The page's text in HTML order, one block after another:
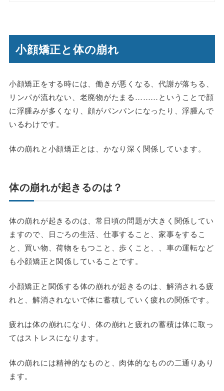
小顔矯正と体の崩れ
小顔矯正をする時には、働きが悪くなる、代謝が落ちる、
リンパが流れない、老廃物がたまる………ということで顔
に浮腫みが多くなり、顔がパンパンになったり、浮腫んで
いるわけです。
体の崩れと小顔矯正とは、かなり深く関係しています。
体の崩れが起きるのは？
体の崩れが起きるのは、常日頃の問題が大きく関係してい
ますので、日ごろの生活、仕事すること、家事をするこ
と、買い物、荷物をもつこと、歩くこと、、車の運転など
も小顔矯正と関係していることです。
小顔矯正と関係する体の崩れが起きるのは、解消される疲
れと、解消されないで体に蓄積していく疲れの関係です。
疲れは体の崩れになり、体の崩れと疲れの蓄積は体に取っ
てはストレスになります。
体の崩れには精神的なものと、肉体的なものの二通りあり
ます。